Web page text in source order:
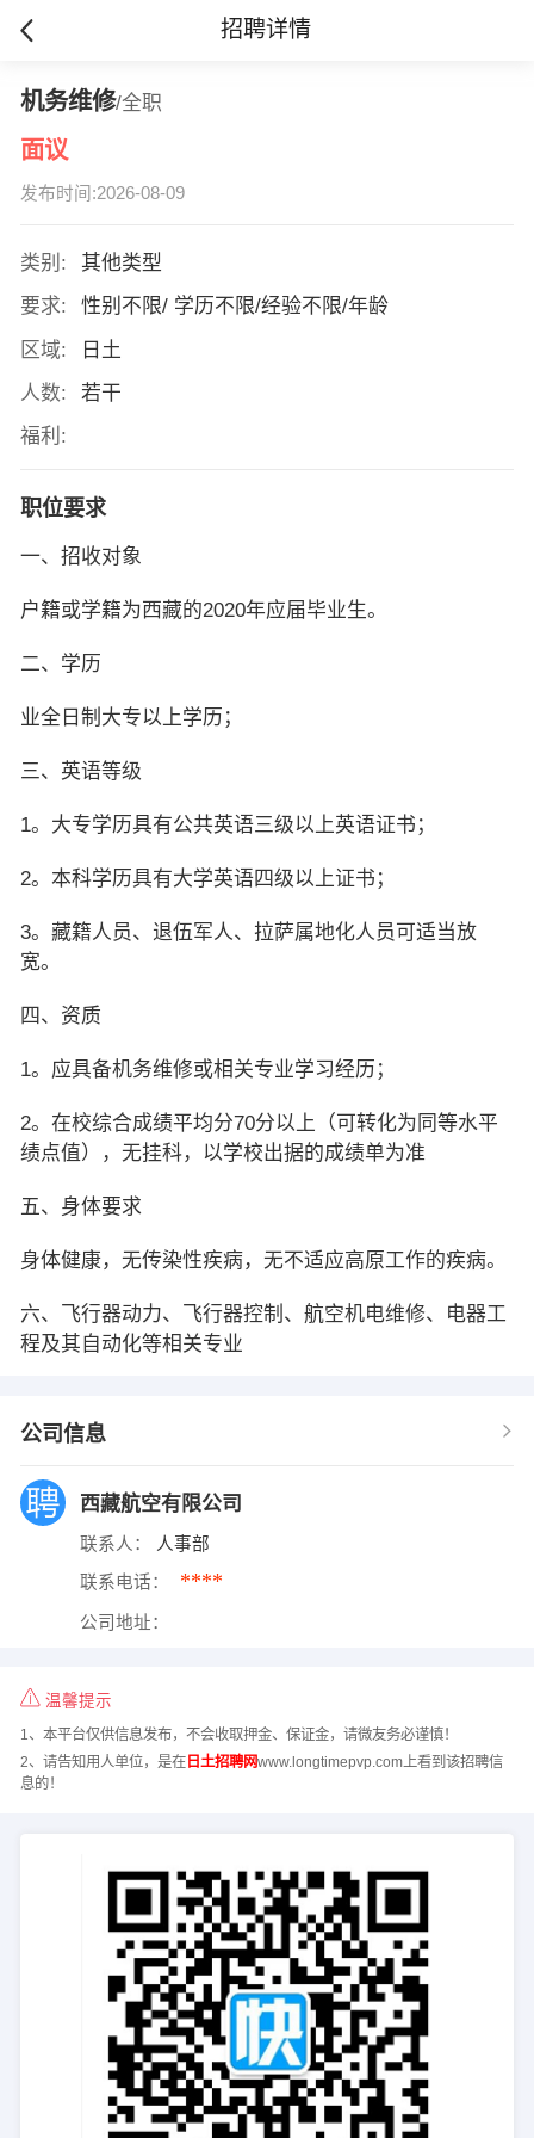
招聘详情
机务维修/全职
面议
发布时间:2026-08-09
类别:
其他类型
要求:
性别不限/ 学历不限/经验不限/年龄
区域:
日土
人数:
若干
福利:
职位要求
一、招收对象
户籍或学籍为西藏的2020年应届毕业生。
二、学历
业全日制大专以上学历；
三、英语等级
1。大专学历具有公共英语三级以上英语证书；
2。本科学历具有大学英语四级以上证书；
3。藏籍人员、退伍军人、拉萨属地化人员可适当放
宽。
四、资质
1。应具备机务维修或相关专业学习经历；
2。在校综合成绩平均分70分以上（可转化为同等水平
绩点值），无挂科，以学校出据的成绩单为准
五、身体要求
身体健康，无传染性疾病，无不适应高原工作的疾病。
六、飞行器动力、飞行器控制、航空机电维修、电器工
程及其自动化等相关专业
公司信息
西藏航空有限公司
联系人： 人事部
联系电话： ****
公司地址：
温馨提示
1、本平台仅供信息发布，不会收取押金、保证金，请微友务必谨慎！
2、请告知用人单位，是在日土招聘网www.longtimepvp.com上看到该招聘信
息的！